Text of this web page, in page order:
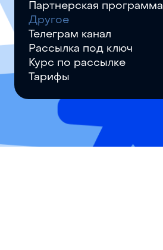
Партнерская программа
Другое
Телеграм канал
Рассылка под ключ
Курс по рассылке
Тарифы